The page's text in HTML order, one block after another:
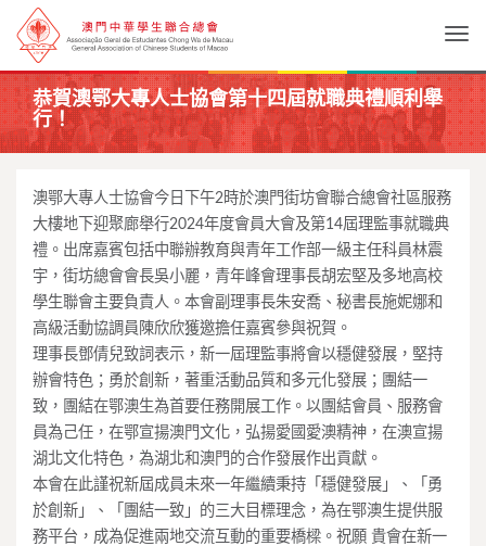
恭賀澳鄂大專人士協會第十四屆就職典禮順利舉
行！
澳鄂大專人士協會今日下午2時於澳門街坊會聯合總會社區服務
大樓地下迎聚廊舉行2024年度會員大會及第14屆理監事就職典
禮。出席嘉賓包括中聯辦教育與青年工作部一級主任科員林震
宇，街坊總會會長吳小麗，青年峰會理事長胡宏堅及多地高校
學生聯會主要負責人。本會副理事長朱安喬、秘書長施妮娜和
高級活動協調員陳欣欣獲邀擔任嘉賓參與祝賀。
理事長鄧倩兒致詞表示，新一屆理監事將會以穩健發展，堅持
辦會特色；勇於創新，著重活動品質和多元化發展；團結一
致，團結在鄂澳生為首要任務開展工作。以團結會員、服務會
員為己任，在鄂宣揚澳門文化，弘揚愛國愛澳精神，在澳宣揚
湖北文化特色，為湖北和澳門的合作發展作出貢獻。
本會在此謹祝新屆成員未來一年繼續秉持「穩健發展」、「勇
於創新」、「團結一致」的三大目標理念，為在鄂澳生提供服
務平台，成為促進兩地交流互動的重要橋樑。祝願 貴會在新一